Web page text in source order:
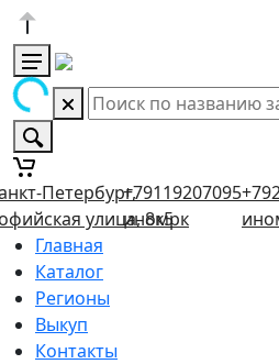
Петербург,
улица, 8к5
+79119207095
иномрк
Главная
Каталог
Регионы
Выкуп
Контакты